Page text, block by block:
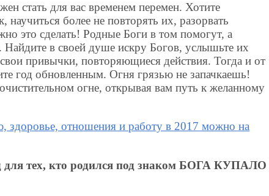
стать для вас временем перемен. Хотите
более не повторять их, разорвать
это сделать! Родные Боги в том помогут, а
Найдите в своей душе искру Богов, услышьте их
привычки, повторяющиеся действия. Тогда и от
год обновленным. Огня грязью не запачкаешь!
огне, открывая вам путь к желанному
здоровье, отношения и работу в 2017 можно на
для тех, кто родился под знаком БОГА КУПАЛО